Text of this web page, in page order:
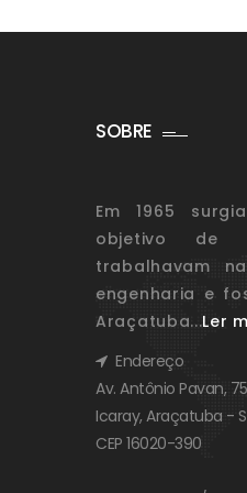
SOBRE
Em 1965
objetivo de
trabalhavam
engenharia e
Araçatuba...Ler
Endereço
Av. Antônio Pavan, 75
Icaray, Araçatuba -
CEP 16020-390